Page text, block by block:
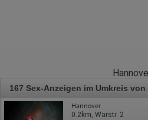
167 Sex-Anzeigen im Umkreis von
Hannover
0.2km, Warstr. 2